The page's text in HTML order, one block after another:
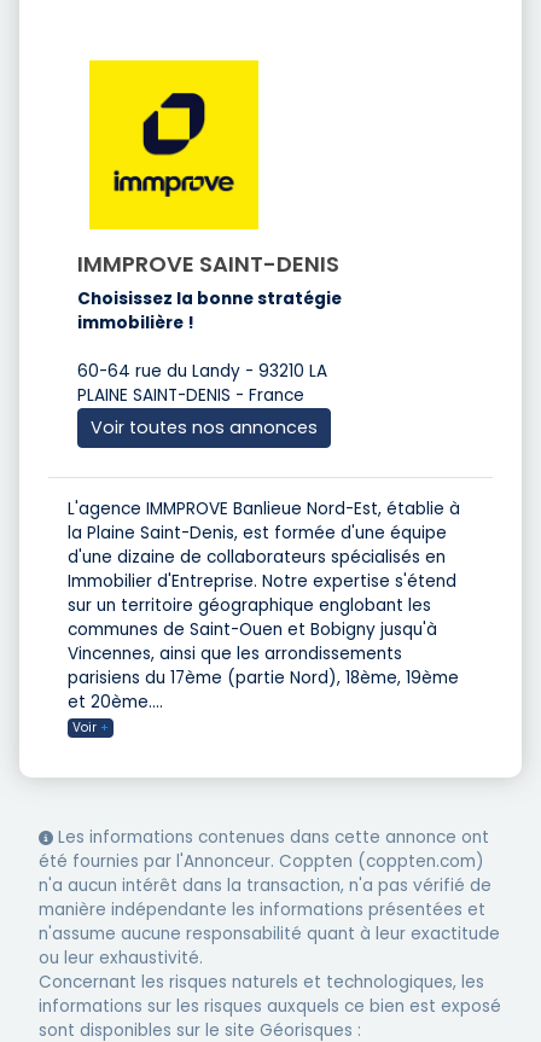
IMMPROVE SAINT-DENIS
Choisissez la bonne stratégie
immobilière !
60-64 rue du Landy - 93210 LA
PLAINE SAINT-DENIS - France
Voir toutes nos annonces
L'agence IMMPROVE Banlieue Nord-Est, établie à
la Plaine Saint-Denis, est formée d'une équipe
d'une dizaine de collaborateurs spécialisés en
Immobilier d'Entreprise. Notre expertise s'étend
sur un territoire géographique englobant les
communes de Saint-Ouen et Bobigny jusqu'à
Vincennes, ainsi que les arrondissements
parisiens du 17ème (partie Nord), 18ème, 19ème
et 20ème....
Voir +
Les informations contenues dans cette annonce ont
été fournies par l'Annonceur. Coppten (coppten.com)
n'a aucun intérêt dans la transaction, n'a pas vérifié de
manière indépendante les informations présentées et
n'assume aucune responsabilité quant à leur exactitude
ou leur exhaustivité.
Concernant les risques naturels et technologiques, les
informations sur les risques auxquels ce bien est exposé
sont disponibles sur le site Géorisques :